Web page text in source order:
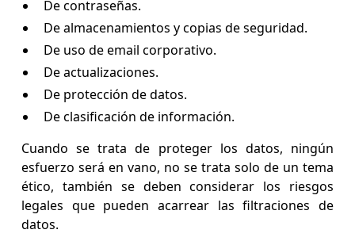
De contraseñas.
De almacenamientos y copias de seguridad.
De uso de email corporativo.
De actualizaciones.
De protección de datos.
De clasificación de información.
Cuando se trata de proteger los datos, ningún
esfuerzo será en vano, no se trata solo de un tema
ético, también se deben considerar los riesgos
legales que pueden acarrear las filtraciones de
datos.